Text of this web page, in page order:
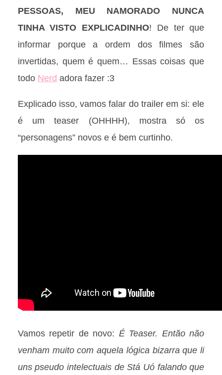
PESSOAS, MEU NAMORADO NUNCA
TINHA VISTO EXPLICADINHO! De ter que
informar porque a ordem dos filmes são
invertidas, quem é quem… Essas coisas que
todo Nerd adora fazer :3
Explicado isso, vamos falar do trailer em si: ele
é um teaser (OHHHH), mostra só os
“personagens” novos e é bem curtinho.
Vamos repetir de novo: É Teaser. Então não
venham muito com aquela lógica bizarra que li
uns pseudo intelectuais de Stá Uó falando que